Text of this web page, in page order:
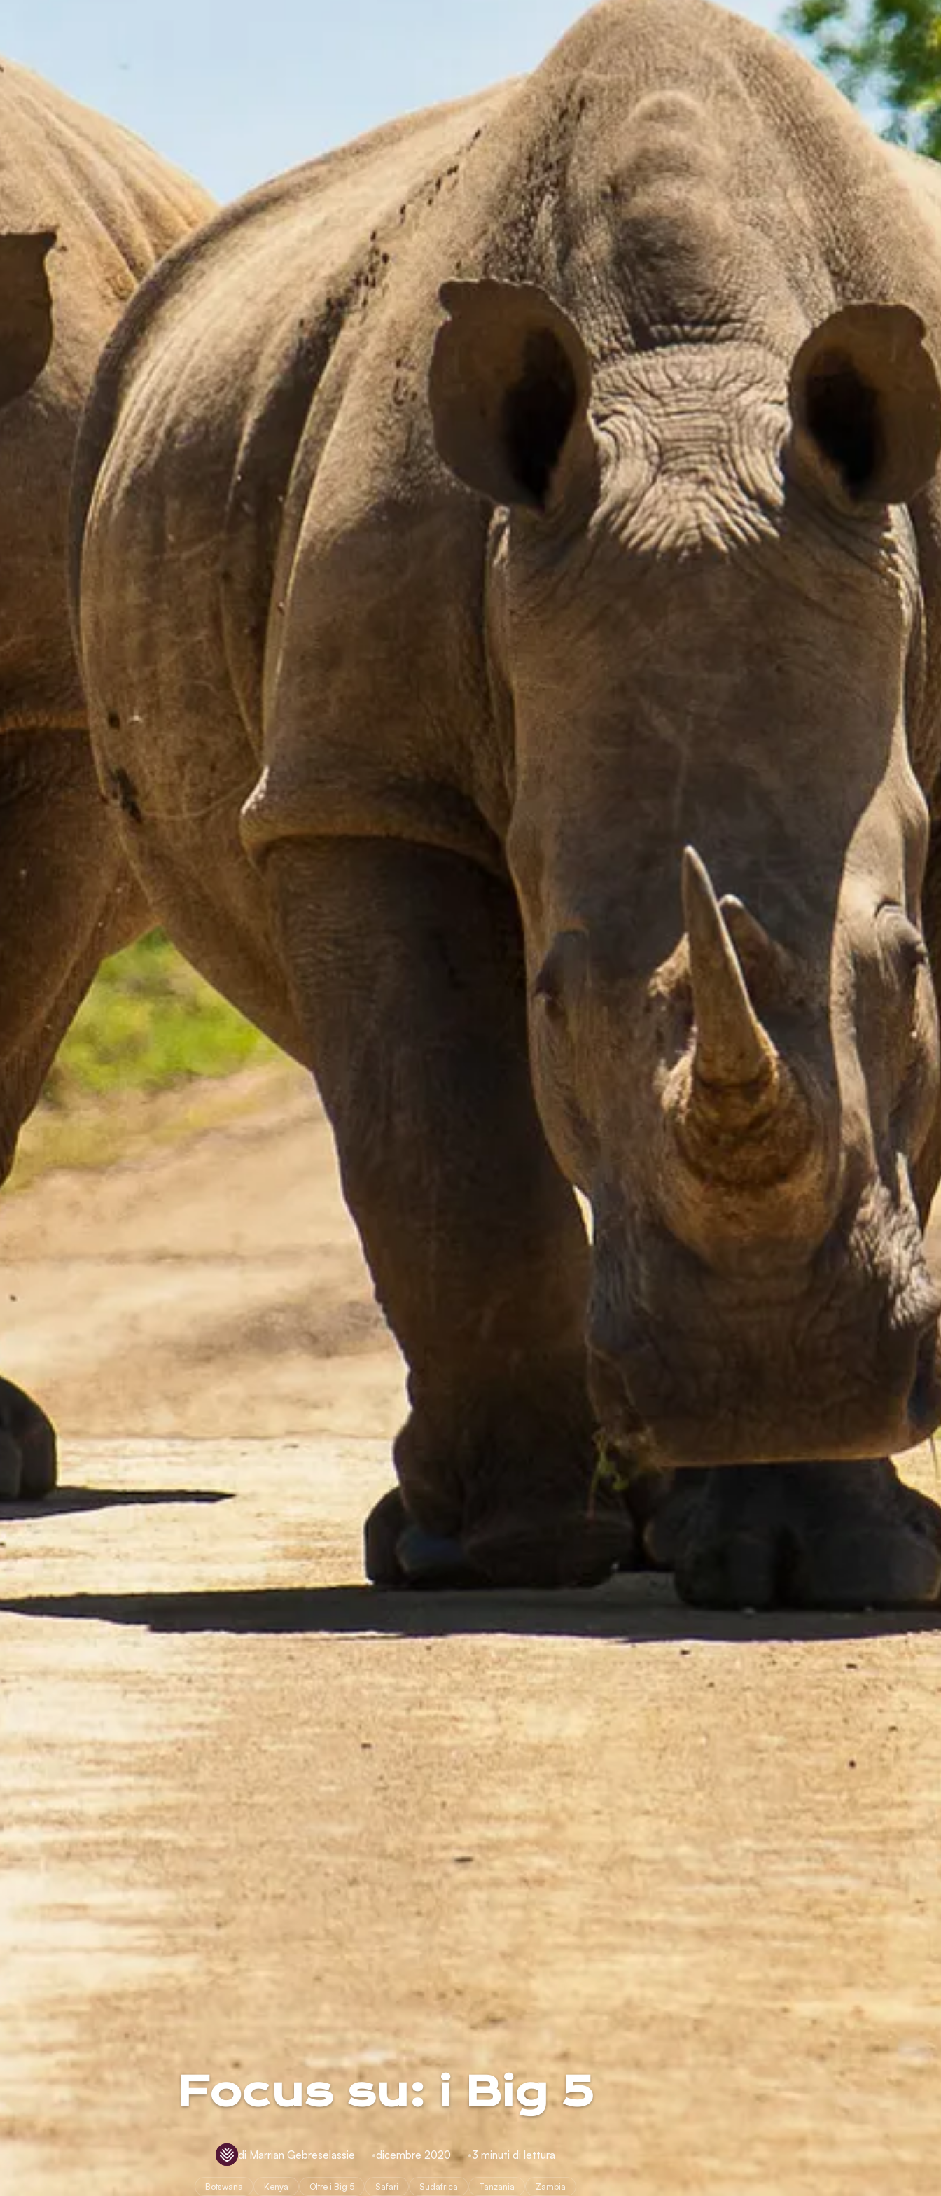
Focus su: i Big 5
di Marrian Gebreselassie dicembre 2020 3 minuti di lettura
Botswana Kenya Oltre i Big 5 Safari Sudafrica Tanzania Zambia